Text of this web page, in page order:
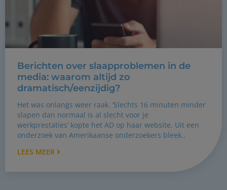
Berichten over slaapproblemen in de
media: waarom altijd zo
dramatisch/eenzijdig?
Het was onlangs weer raak. ‘Slechts 16 minuten minder
slapen dan normaal is al slecht voor je
werkprestaties’ kopte het AD op haar website. Uit een
onderzoek van Amerikaanse onderzoekers bleek..
LEES MEER